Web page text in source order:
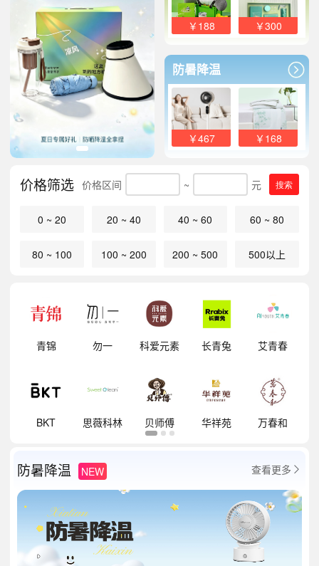
￥188 ￥300
防暑降温
￥467 ￥168
价格筛选 价格区间 ~ 元 搜索
0 ~ 20 20 ~ 40 40 ~ 60 60 ~ 80
80 ~ 100 100 ~ 200 200 ~ 500 500以上
青锦 勿一 科爱元素 长青兔 艾青春
BKT 思薇科林 贝师傅 华祥苑 万春和
防暑降温 NEW 查看更多 